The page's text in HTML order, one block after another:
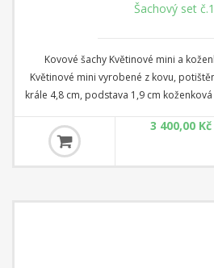
Šachový set
Kovové šachy Květinové mini a
Květinové mini vyrobené z kovu,
krále 4,8 cm, podstava 1,9 cm
3 400,00 Kč